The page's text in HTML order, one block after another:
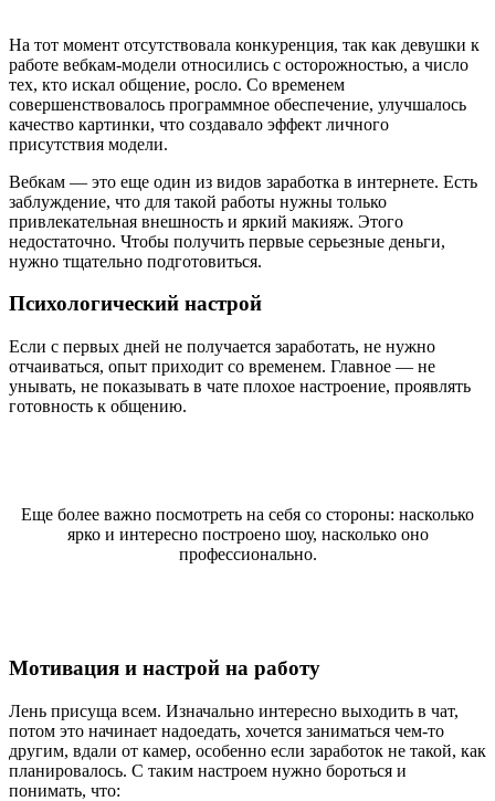
На тот момент отсутствовала конкуренция, так как девушки к
работе вебкам-модели относились с осторожностью, а число
тех, кто искал общение, росло. Со временем
совершенствовалось программное обеспечение, улучшалось
качество картинки, что создавало эффект личного
присутствия модели.
Вебкам — это еще один из видов заработка в интернете. Есть
заблуждение, что для такой работы нужны только
привлекательная внешность и яркий макияж. Этого
недостаточно. Чтобы получить первые серьезные деньги,
нужно тщательно подготовиться.
Психологический настрой
Если с первых дней не получается заработать, не нужно
отчаиваться, опыт приходит со временем. Главное — не
унывать, не показывать в чате плохое настроение, проявлять
готовность к общению.
Еще более важно посмотреть на себя со стороны: насколько
ярко и интересно построено шоу, насколько оно
профессионально.
Мотивация и настрой на работу
Лень присуща всем. Изначально интересно выходить в чат,
потом это начинает надоедать, хочется заниматься чем-то
другим, вдали от камер, особенно если заработок не такой, как
планировалось. С таким настроем нужно бороться и
понимать, что: